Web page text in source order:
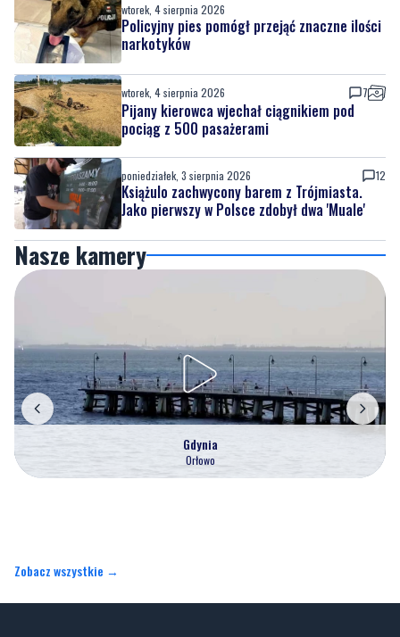
wtorek, 4 sierpnia 2026
Policyjny pies pomógł przejąć znaczne ilości
narkotyków
wtorek, 4 sierpnia 2026 7
Pijany kierowca wjechał ciągnikiem pod
pociąg z 500 pasażerami
poniedziałek, 3 sierpnia 2026 12
Książulo zachwycony barem z Trójmiasta.
Jako pierwszy w Polsce zdobył dwa 'Muale'
Nasze kamery
Gdynia
Orłowo
Zobacz wszystkie →